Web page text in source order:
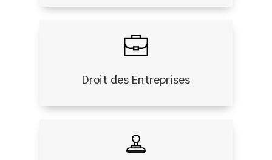
Droit des Entreprises